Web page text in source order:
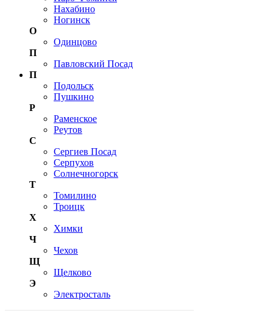
Нахабино
Ногинск
О
Одинцово
П
Павловский Посад
П
Подольск
Пушкино
Р
Раменское
Реутов
С
Сергиев Посад
Серпухов
Солнечногорск
Т
Томилино
Троицк
Х
Химки
Ч
Чехов
Щ
Щелково
Э
Электросталь